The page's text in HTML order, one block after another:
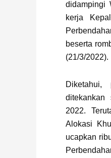
didampingi
kerja
beserta
(21/3/2022).
Diketahui,
ditekankan
2022.
Alokasi
ucapkan